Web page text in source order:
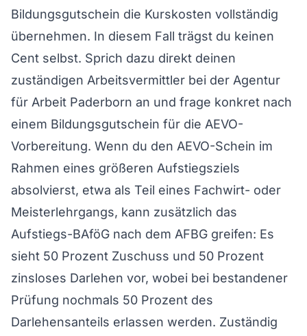
Bildungsgutschein die Kurskosten vollständig
übernehmen. In diesem Fall trägst du keinen
Cent selbst. Sprich dazu direkt deinen
zuständigen Arbeitsvermittler bei der Agentur
für Arbeit Paderborn an und frage konkret nach
einem Bildungsgutschein für die AEVO-
Vorbereitung. Wenn du den AEVO-Schein im
Rahmen eines größeren Aufstiegsziels
absolvierst, etwa als Teil eines Fachwirt- oder
Meisterlehrgangs, kann zusätzlich das
Aufstiegs-BAföG nach dem AFBG greifen: Es
sieht 50 Prozent Zuschuss und 50 Prozent
zinsloses Darlehen vor, wobei bei bestandener
Prüfung nochmals 50 Prozent des
Darlehensanteils erlassen werden. Zuständig